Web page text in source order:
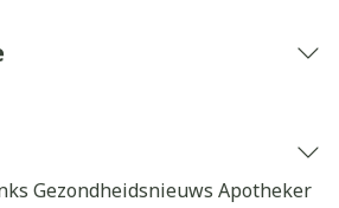
Gezondheidsnieuws Apotheker